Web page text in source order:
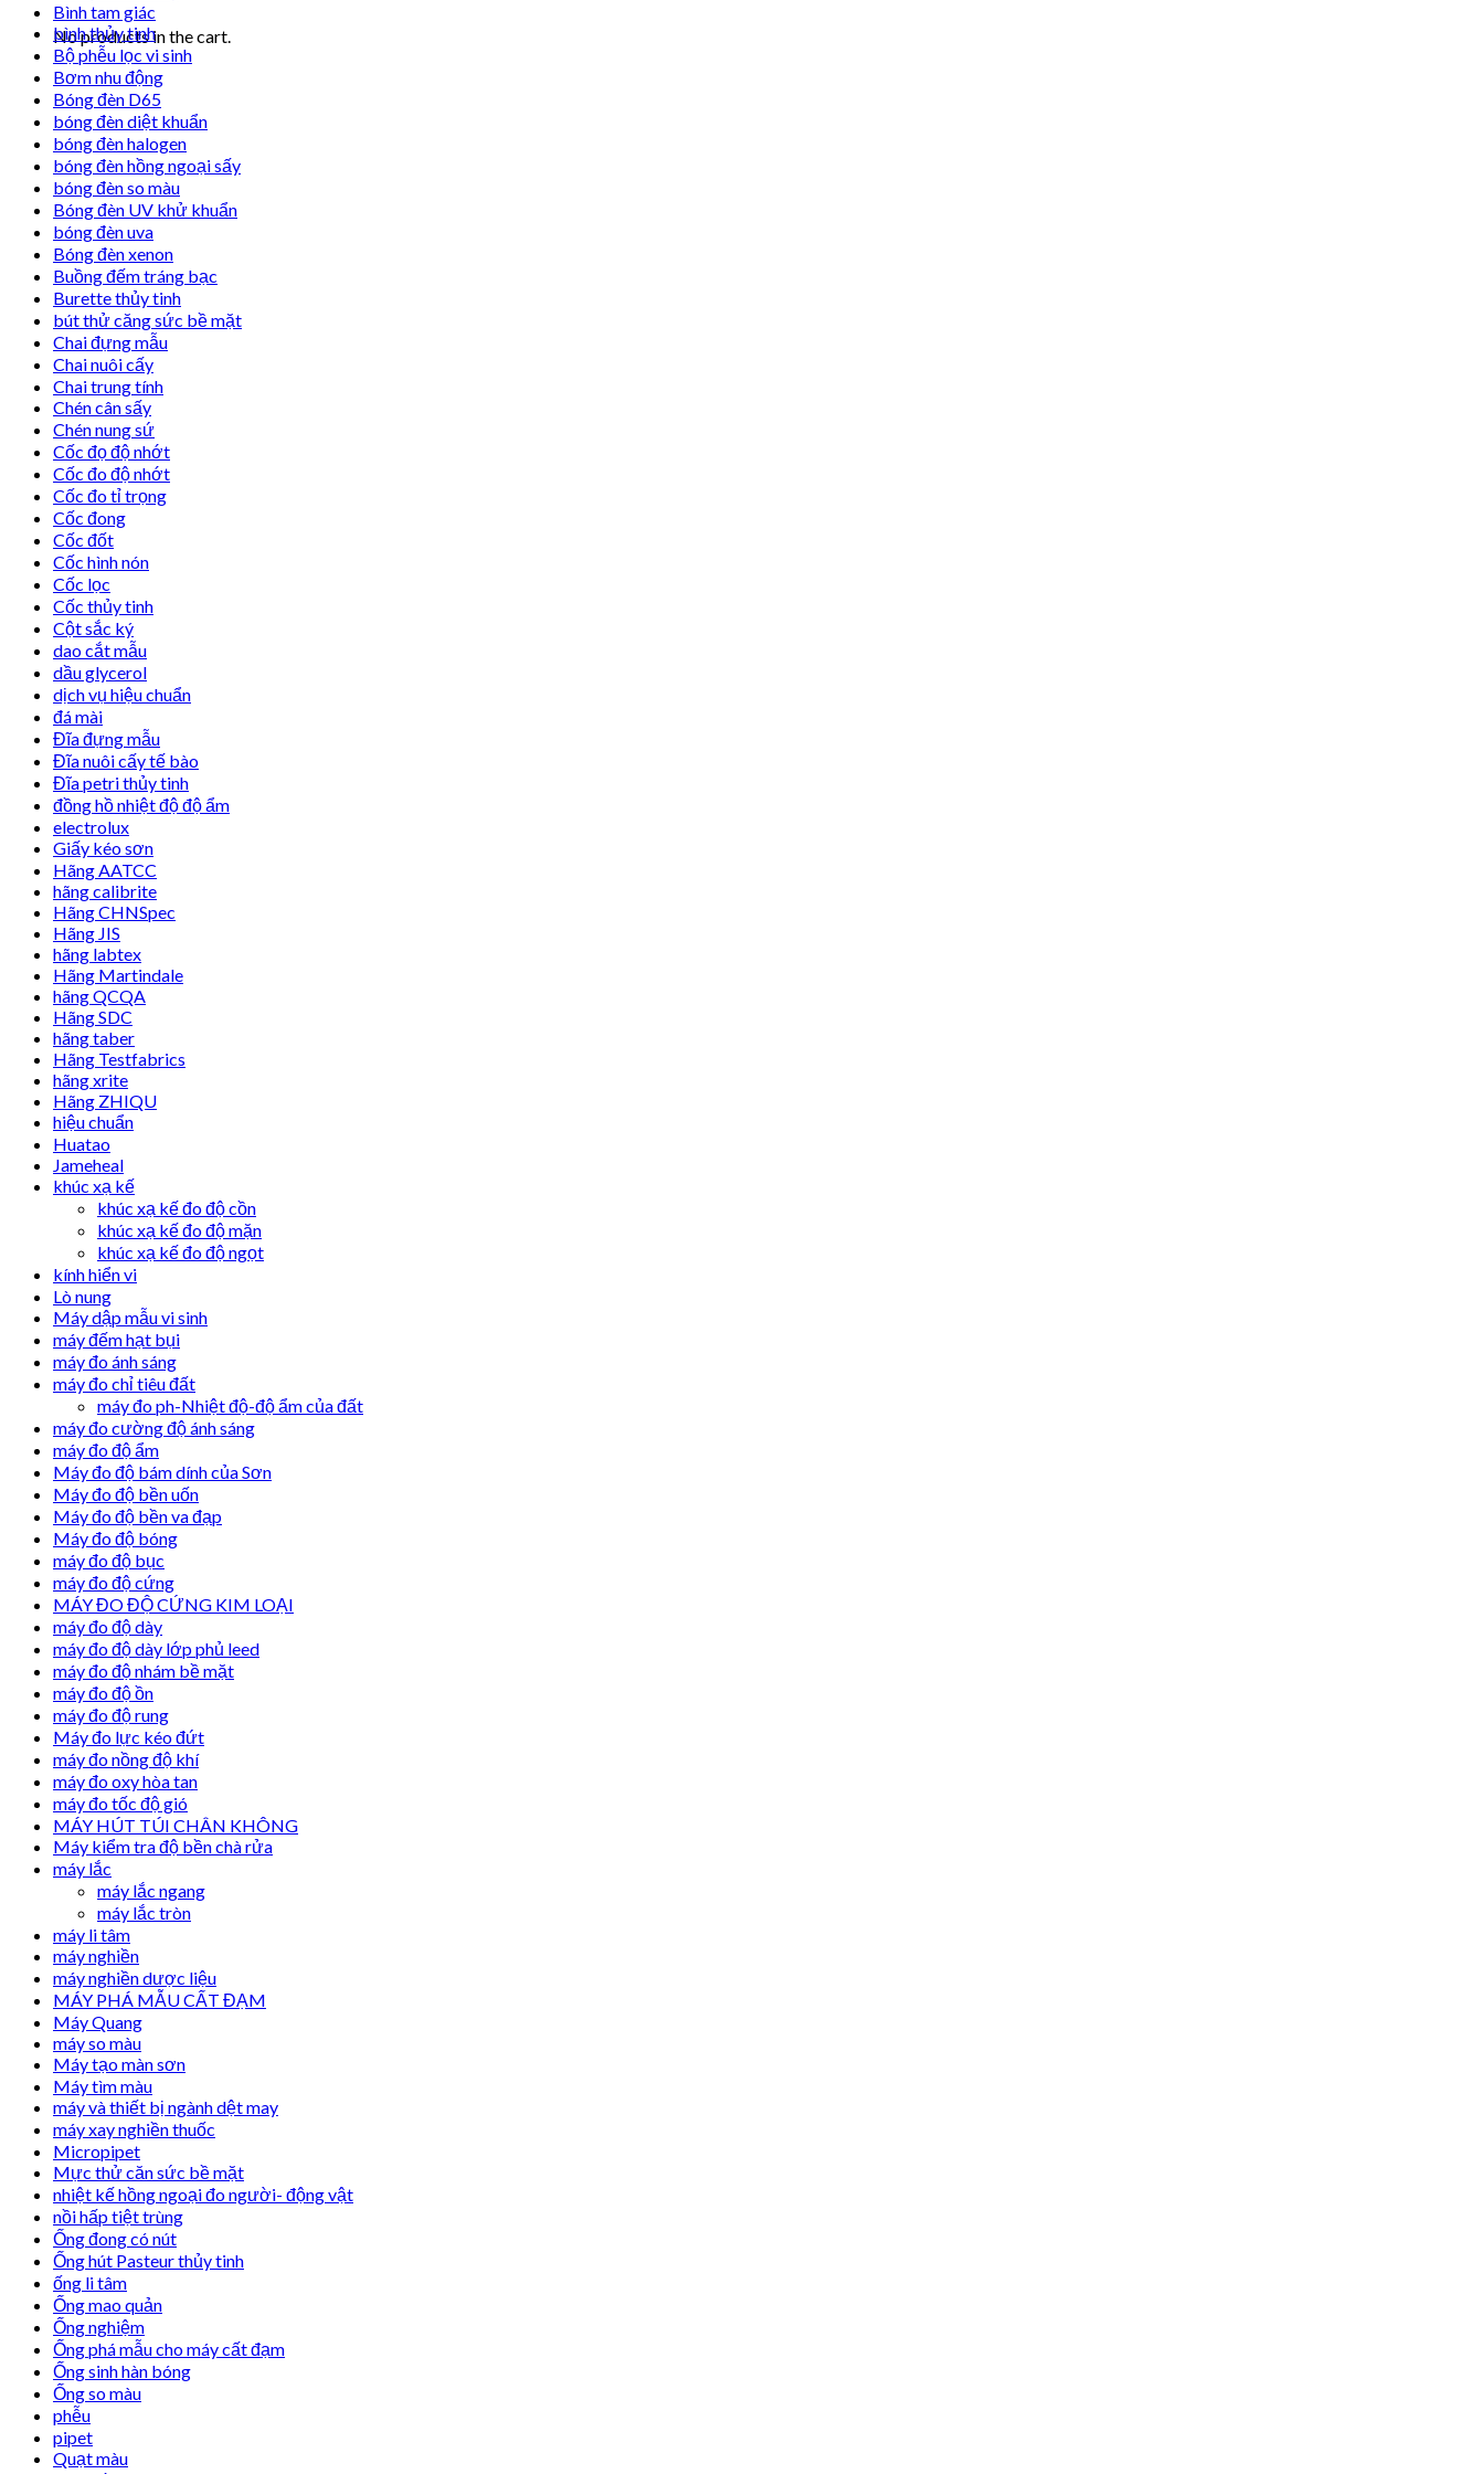
No products in the cart.
Bình tam giác
bình thủy tinh
Bộ phễu lọc vi sinh
Bơm nhu động
Bóng đèn D65
bóng đèn diệt khuẩn
bóng đèn halogen
bóng đèn hồng ngoại sấy
bóng đèn so màu
Bóng đèn UV khử khuẩn
bóng đèn uva
Bóng đèn xenon
Buồng đếm tráng bạc
Burette thủy tinh
bút thử căng sức bề mặt
Chai đựng mẫu
Chai nuôi cấy
Chai trung tính
Chén cân sấy
Chén nung sứ
Cốc đọ độ nhớt
Cốc đo độ nhớt
Cốc đo tỉ trọng
Cốc đong
Cốc đốt
Cốc hình nón
Cốc lọc
Cốc thủy tinh
Cột sắc ký
dao cắt mẫu
dầu glycerol
dịch vụ hiệu chuẩn
đá mài
Đĩa đựng mẫu
Đĩa nuôi cấy tế bào
Đĩa petri thủy tinh
đồng hồ nhiệt độ độ ẩm
electrolux
Giấy kéo sơn
Hãng AATCC
hãng calibrite
Hãng CHNSpec
Hãng JIS
hãng labtex
Hãng Martindale
hãng QCQA
Hãng SDC
hãng taber
Hãng Testfabrics
hãng xrite
Hãng ZHIQU
hiệu chuẩn
Huatao
Jameheal
khúc xạ kế
khúc xạ kế đo độ cồn
khúc xạ kế đo độ mặn
khúc xạ kế đo độ ngọt
kính hiển vi
Lò nung
Máy dập mẫu vi sinh
máy đếm hạt bụi
máy đo ánh sáng
máy đo chỉ tiêu đất
máy đo ph-Nhiệt độ-độ ẩm của đất
máy đo cường độ ánh sáng
máy đo độ ẩm
Máy đo độ bám dính của Sơn
Máy đo độ bền uốn
Máy đo độ bền va đạp
Máy đo độ bóng
máy đo độ bục
máy đo độ cứng
MÁY ĐO ĐỘ CỨNG KIM LOẠI
máy đo độ dày
máy đo độ dày lớp phủ leed
máy đo độ nhám bề mặt
máy đo độ ồn
máy đo độ rung
Máy đo lực kéo đứt
máy đo nồng độ khí
máy đo oxy hòa tan
máy đo tốc độ gió
MÁY HÚT TÚI CHÂN KHÔNG
Máy kiểm tra độ bền chà rửa
máy lắc
máy lắc ngang
máy lắc tròn
máy li tâm
máy nghiền
máy nghiền dược liệu
MÁY PHÁ MẪU CẤT ĐẠM
Máy Quang
máy so màu
Máy tạo màn sơn
Máy tìm màu
máy và thiết bị ngành dệt may
máy xay nghiền thuốc
Micropipet
Mực thử căn sức bề mặt
nhiệt kế hồng ngoại đo người- động vật
nồi hấp tiệt trùng
Ống đong có nút
Ống hút Pasteur thủy tinh
ống li tâm
Ống mao quản
Ống nghiệm
Ống phá mẫu cho máy cất đạm
Ống sinh hàn bóng
Ống so màu
phễu
pipet
Quạt màu